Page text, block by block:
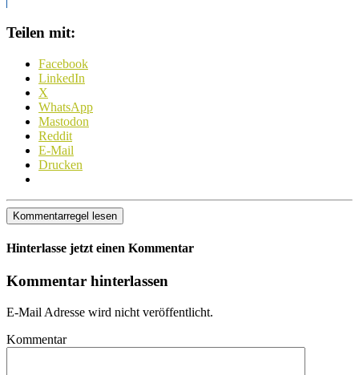
Teilen mit:
Facebook
LinkedIn
X
WhatsApp
Mastodon
Reddit
E-Mail
Drucken
Kommentarregel lesen
Hinterlasse jetzt einen Kommentar
Kommentar hinterlassen
E-Mail Adresse wird nicht veröffentlicht.
Kommentar